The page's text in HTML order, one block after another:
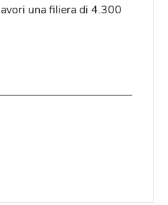
una filiera di 4.300